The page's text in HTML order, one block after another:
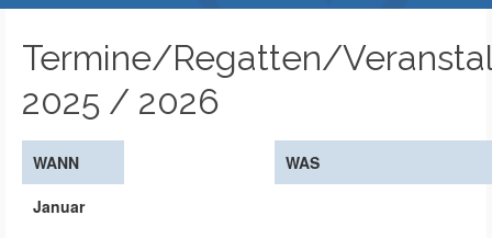
Termine/Regatten/
2025 / 2026
WANN
WAS
Januar